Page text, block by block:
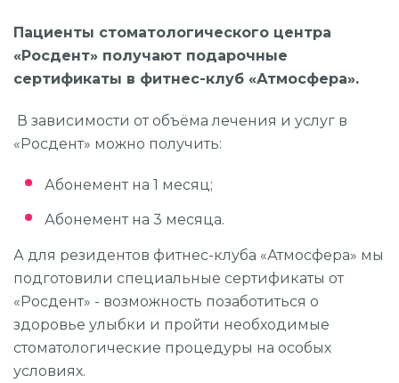
ОРТОДОНТИЯ (БРЕКЕТЫ И ЭЛАЙНЕРЫ)
ВИНИРЫ
ХИРУРГИЧЕСКАЯ СТОМАТОЛОГИЯ
Пациенты стоматологического центра
«Росдент» получают подарочные
сертификаты в фитнес-клуб «Атмосфера».
В зависимости от объёма лечения и услуг в
«Росдент» можно получить:
Абонемент на 1 месяц;
Абонемент на 3 месяца.
А для резидентов фитнес-клуба «Атмосфера» мы
подготовили специальные сертификаты от
«Росдент» - возможность позаботиться о
здоровье улыбки и пройти необходимые
стоматологические процедуры на особых
условиях.